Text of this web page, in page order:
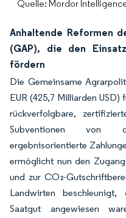
Quelle: Mordor
Anhaltende Reformen
(GAP), die den
fördern
Die Gemeinsame
EUR (425,7 Milliarden
rückverfolgbare,
Subventionen von
ergebnisorientierte
ermöglicht nun den
und zur CO₂-
Landwirten
Saatgut angewiesen